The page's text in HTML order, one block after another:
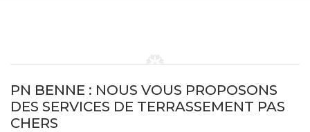
PN BENNE : NOUS VOUS PROPOSONS
DES SERVICES DE TERRASSEMENT PAS
CHERS